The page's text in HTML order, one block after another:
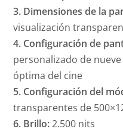
3. Dimensiones de la
visualización
4. Configuración de
personalizado de
óptima del cine
5. Configuración del
transparentes de
6. Brillo:2.500 nits